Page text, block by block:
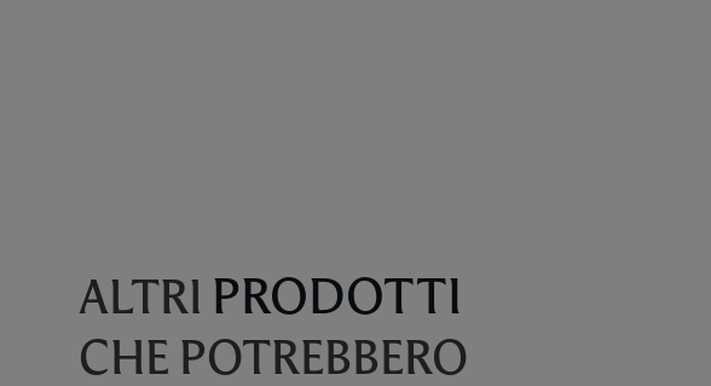
ALTRI PRODOTTI
CHE POTREBBERO